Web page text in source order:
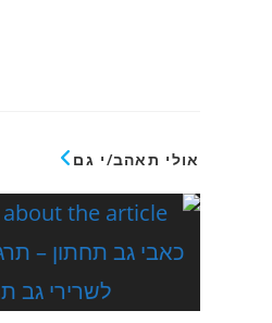
אולי תאהב/י גם